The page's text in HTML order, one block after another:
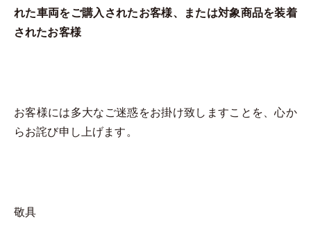
れた車両をご購入されたお客様、または対象商品を装着
されたお客様
お客様には多大なご迷惑をお掛け致しますことを、心か
らお詫び申し上げます。
敬具